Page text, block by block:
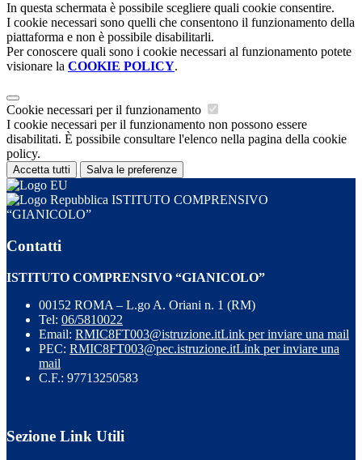
In questa schermata è possibile scegliere quali cookie consentire.
I cookie necessari sono quelli che consentono il funzionamento della
piattaforma e non è possibile disabilitarli.
Per conoscere quali sono i cookie necessari al funzionamento potete
visionare la COOKIE POLICY.
Cookie necessari per il funzionamento
I cookie necessari per il funzionamento non possono essere
disabilitati. È possibile consultare l'elenco nella pagina della cookie
policy.
Accetta tutti Salva le preferenze
ISTITUTO COMPRENSIVO
“GIANICOLO”
Contatti
ISTITUTO COMPRENSIVO “GIANICOLO”
00152 ROMA – L.go A. Oriani n. 1 (RM)
Tel: 06/5810022
Email: RMIC8FT003@istruzione.itLink per inviare una mail
PEC: RMIC8FT003@pec.istruzione.itLink per inviare una
mail
C.F.: 97713250583
Sezione Link Utili